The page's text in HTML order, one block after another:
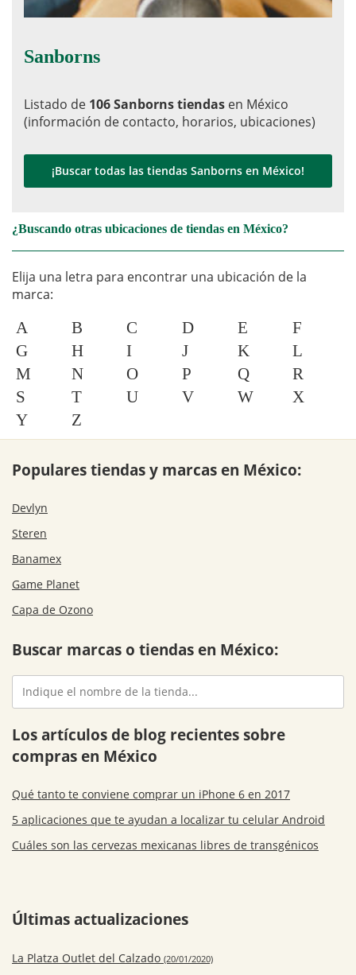
Sanborns
Listado de 106 Sanborns tiendas en México
(información de contacto, horarios, ubicaciones)
¡Buscar todas las tiendas Sanborns en México!
¿Buscando otras ubicaciones de tiendas en México?
Elija una letra para encontrar una ubicación de la
marca:
A B C D E
F
G
H I J K
L
M
N O P Q
R
S
T U V W
X
Y
Z
Populares tiendas y marcas en México:
Devlyn
Steren
Banamex
Game Planet
Capa de Ozono
Buscar marcas o tiendas en México:
Los artículos de blog recientes sobre
compras en México
Qué tanto te conviene comprar un iPhone 6 en 2017
5 aplicaciones que te ayudan a localizar tu celular Android
Cuáles son las cervezas mexicanas libres de transgénicos
Últimas actualizaciones
La Platza Outlet del Calzado (20/01/2020)